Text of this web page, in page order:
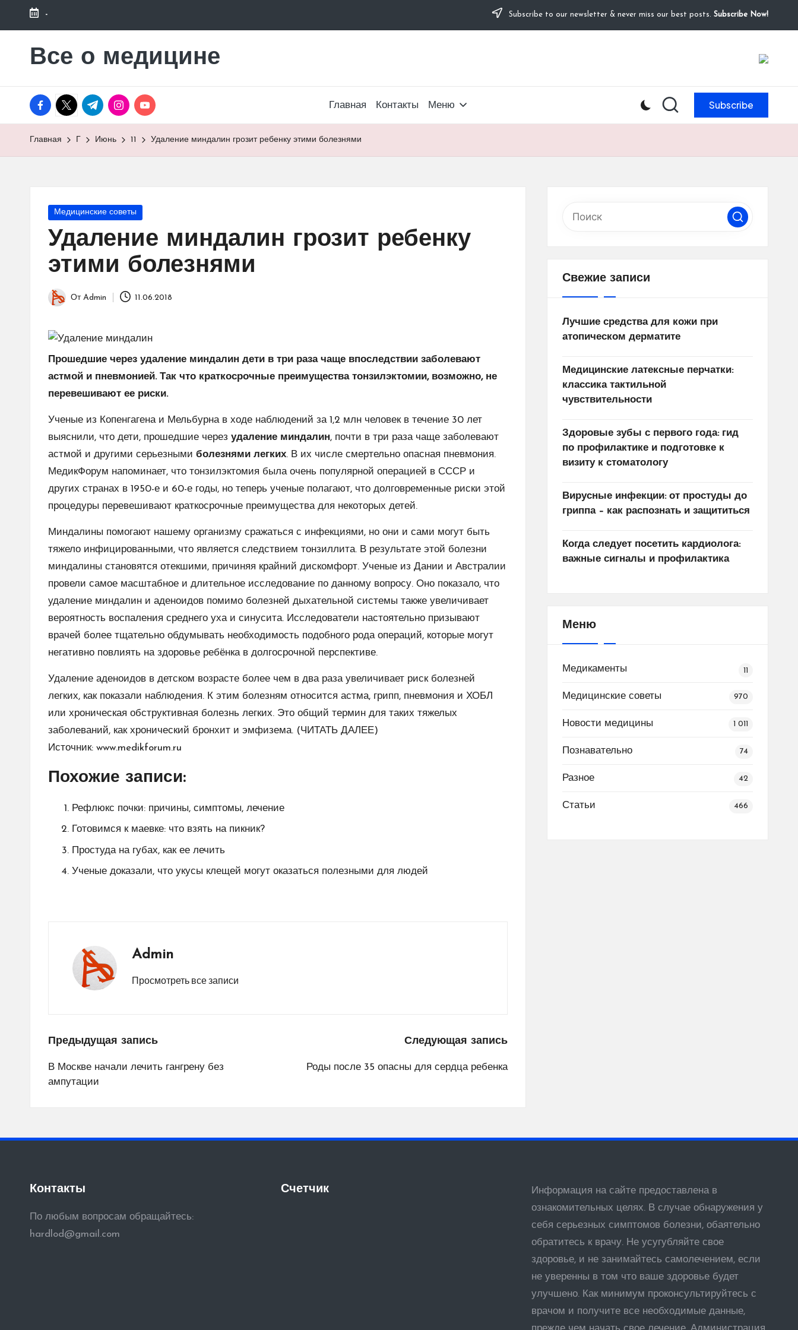
Перейти
содержимому
- Subscribe to our newsletter & never miss our best posts. Subscribe Now!
Все о медицине
Лечитесь
facebook.com
twitter.com
t.me instagram.com
youtube.com Главная Контакты Меню Subscribe
Главная Г Июнь 11 Удаление миндалин грозит ребенку этими болезнями
Опубликовано
Медицинские советы
Удаление миндалин грозит ребенку
этими болезнями
Запись
От Admin 11.06.2018
Прошедшие через удаление миндалин дети в три раза чаще впоследствии заболевают
астмой и пневмонией. Так что краткосрочные преимущества тонзилэктомии, возможно, не
перевешивают ее риски.
Ученые из Копенгагена и Мельбурна в ходе наблюдений за 1,2 млн человек в течение 30 лет
выяснили, что дети, прошедшие через удаление миндалин, почти в три раза чаще заболевают
астмой и другими серьезными болезнями легких. В их числе смертельно опасная пневмония.
МедикФорум напоминает, что тонзилэктомия была очень популярной операцией в СССР и
других странах в 1950-е и 60-е годы, но теперь ученые полагают, что долговременные риски этой
процедуры перевешивают краткосрочные преимущества для некоторых детей.
Миндалины помогают нашему организму сражаться с инфекциями, но они и сами могут быть
тяжело инфицированными, что является следствием тонзиллита. В результате этой болезни
миндалины становятся отекшими, причиняя крайний дискомфорт. Ученые из Дании и Австралии
провели самое масштабное и длительное исследование по данному вопросу. Оно показало, что
удаление миндалин и аденоидов помимо болезней дыхательной системы также увеличивает
вероятность воспаления среднего уха и синусита. Исследователи настоятельно призывают
врачей более тщательно обдумывать необходимость подобного рода операций, которые могут
негативно повлиять на здоровье ребёнка в долгосрочной перспективе.
Удаление аденоидов в детском возрасте более чем в два раза увеличивает риск болезней
легких, как показали наблюдения. К этим болезням относится астма, грипп, пневмония и ХОБЛ
или хроническая обструктивная болезнь легких. Это общий термин для таких тяжелых
заболеваний, как хронический бронхит и эмфизема. (ЧИТАТЬ ДАЛЕЕ)
Источник: www.medikforum.ru
Похожие записи:
Рефлюкс почки: причины, симптомы, лечение
Готовимся к маевке: что взять на пикник?
Простуда на губах, как ее лечить
Ученые доказали, что укусы клещей могут оказаться полезными для людей
Admin
Просмотреть все записи
Навигация
по
Предыдущая запись
В Москве начали лечить гангрену без
ампутации
Следующая запись
Роды после 35 опасны для сердца ребенка
Свежие записи
Лучшие средства для кожи при
атопическом дерматите
Медицинские латексные перчатки:
классика тактильной
чувствительности
Здоровые зубы с первого года: гид
по профилактике и подготовке к
визиту к стоматологу
Вирусные инфекции: от простуды до
гриппа – как распознать и защититься
Когда следует посетить кардиолога:
важные сигналы и профилактика
Меню
Медикаменты 11
Медицинские советы 970
Новости медицины 1 011
Познавательно 74
Разное 42
Статьи 466
Контакты
По любым вопросам обращайтесь:
hardlod@gmail.com
Счетчик
Информация на сайте предоставлена в
ознакомительных целях. В случае обнаружения у
себя серьезных симптомов болезни, обаятельно
обратитесь к врачу. Не усугубляйте свое
здоровье, и не занимайтесь самолечением, если
не уверенны в том что ваше здоровье будет
улучшено. Как минимум проконсультируйтесь с
врачом и получите все необходимые данные,